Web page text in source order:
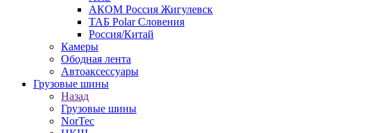
АКОМ Россия Жигулевск
ТАБ Polar Словения
Россия/Китай
Камеры
Ободная лента
Автоаксессуары
Грузовые шины
Назад
Грузовые шины
NorTec